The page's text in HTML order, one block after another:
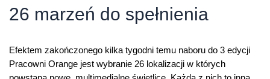
26 marzeń do spełnienia
Efektem zakończonego kilka tygodni temu naboru do 3 edycji
Pracowni Orange jest wybranie 26 lokalizacji w których